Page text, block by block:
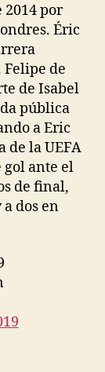
2014 por
Éric
de
de Isabel
pública
a Eric
de la UEFA
ante el
de final,
dos en